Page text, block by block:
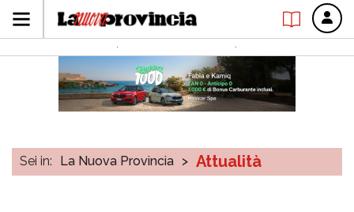
Sei in: La Nuova Provincia > Attualità